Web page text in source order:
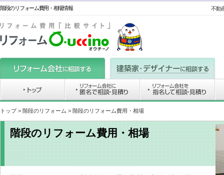
階段のリフォーム費用・相場情報 不動
トップ> 階段のリフォーム > 階段のリフォーム費用・相場
階段のリフォーム費用・相場